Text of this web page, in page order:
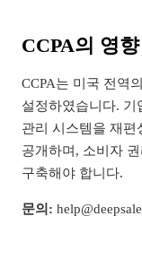
CCPA의 영향
CCPA는 미국 전역
설정하였습니다. 기
관리 시스템을 재편
공개하며, 소비자
구축해야 합니다.
문의: